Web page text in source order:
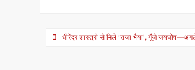
Postधीरेंद्र शास्त्री से मिले ‘राजा भैया’, गूँजे